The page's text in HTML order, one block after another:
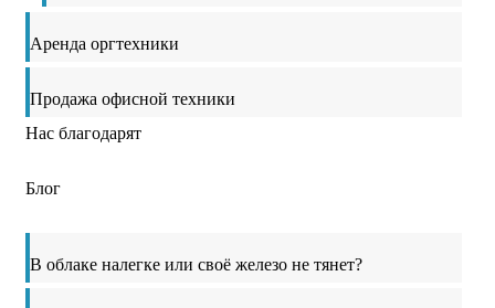
Аренда оргтехники
Продажа офисной техники
Нас благодарят
Блог
В облаке налегке или своё железо не тянет?